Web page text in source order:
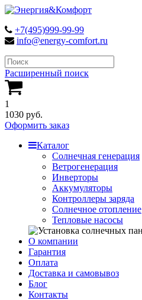
+7(495)999-99-99
info@energy-comfort.ru
Расширенный поиск
1
1030 руб.
Оформить заказ
Каталог
Солнечная генерация
Ветрогенерация
Инверторы
Аккумуляторы
Контроллеры заряда
Солнечное отопление
Тепловые насосы
О компании
Гарантия
Оплата
Доставка и самовывоз
Блог
Контакты